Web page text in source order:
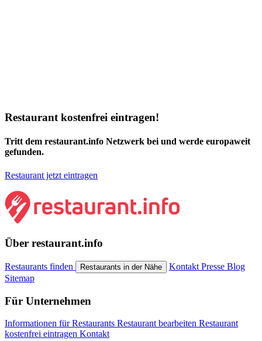
Restaurant kostenfrei eintragen!
Tritt dem restaurant.info Netzwerk bei und werde europaweit
gefunden.
Restaurant jetzt eintragen
Über restaurant.info
Restaurants finden Restaurants in der Nähe Kontakt Presse Blog
Sitemap
Für Unternehmen
Informationen für Restaurants Restaurant bearbeiten Restaurant
kostenfrei eintragen Kontakt